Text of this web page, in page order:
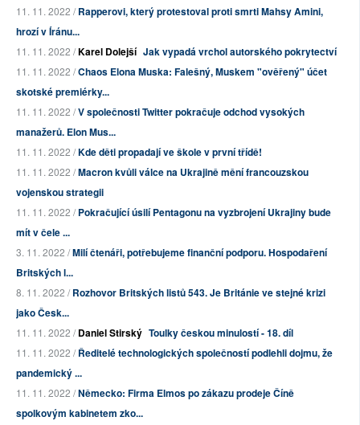
11. 11. 2022 /Rapperovi, který protestoval proti smrti Mahsy Amini,
hrozí v Íránu...
11. 11. 2022 /Karel Dolejší Jak vypadá vrchol autorského pokrytectví
11. 11. 2022 /Chaos Elona Muska: Falešný, Muskem "ověřený" účet
skotské premiérky...
11. 11. 2022 /V společnosti Twitter pokračuje odchod vysokých
manažerů. Elon Mus...
11. 11. 2022 /Kde děti propadají ve škole v první třídě!
11. 11. 2022 /Macron kvůli válce na Ukrajině mění francouzskou
vojenskou strategii
11. 11. 2022 /Pokračující úsilí Pentagonu na vyzbrojení Ukrajiny bude
mít v čele ...
3. 11. 2022 /Milí čtenáři, potřebujeme finanční podporu. Hospodaření
Britských l...
8. 11. 2022 /Rozhovor Britských listů 543. Je Británie ve stejné krizi
jako Česk...
11. 11. 2022 /Daniel Stirský Toulky českou minulostí - 18. díl
11. 11. 2022 /Ředitelé technologických společností podlehli dojmu, že
pandemický ...
11. 11. 2022 /Německo: Firma Elmos po zákazu prodeje Číně
spolkovým kabinetem zko...